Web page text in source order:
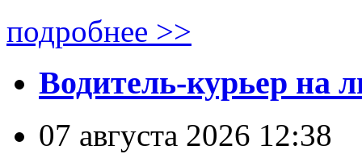
подробнее >>
Водитель-курьер на
07 августа 2026 12:38